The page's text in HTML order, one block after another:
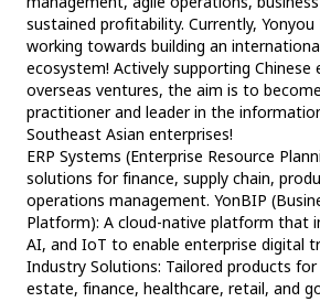
sustained profitability. Currently,
working towards building an
ecosystem! Actively supporting Chinese
overseas ventures, the aim is to
practitioner and leader in the
Southeast Asian enterprises!
ERP Systems (Enterprise Resource
solutions for finance, supply chain,
operations management. YonBIP
Platform): A cloud-native platform that
AI, and IoT to enable enterprise digital
Industry Solutions: Tailored products
estate, finance, healthcare, retail, and